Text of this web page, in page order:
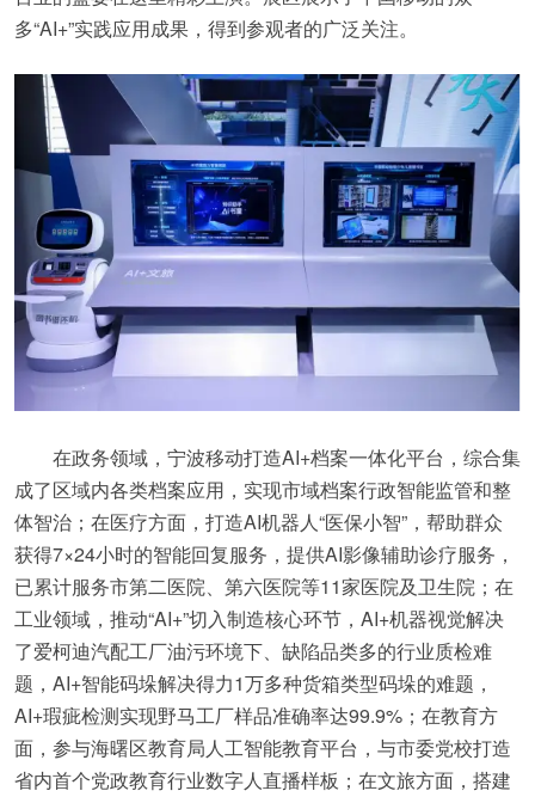
多“AI+”实践应用成果，得到参观者的广泛关注。
在政务领域，宁波移动打造AI+档案一体化平台，综合集
成了区域内各类档案应用，实现市域档案行政智能监管和整
体智治；在医疗方面，打造AI机器人“医保小智”，帮助群众
获得7×24小时的智能回复服务，提供AI影像辅助诊疗服务，
已累计服务市第二医院、第六医院等11家医院及卫生院；在
工业领域，推动“AI+”切入制造核心环节，AI+机器视觉解决
了爱柯迪汽配工厂油污环境下、缺陷品类多的行业质检难
题，AI+智能码垛解决得力1万多种货箱类型码垛的难题，
AI+瑕疵检测实现野马工厂样品准确率达99.9%；在教育方
面，参与海曙区教育局人工智能教育平台，与市委党校打造
省内首个党政教育行业数字人直播样板；在文旅方面，搭建